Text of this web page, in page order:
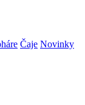
Čaje Novinky